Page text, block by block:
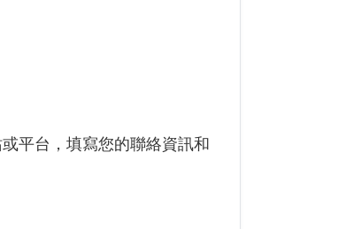
平台，填寫您的聯絡資訊和